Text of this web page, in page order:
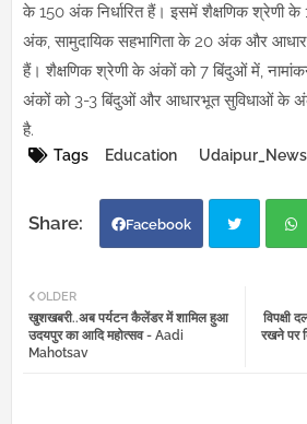
के 150 अंक निर्धारित हैं। इसमें शैक्षणिक श्रेणी
अंक, सामुदायिक सहभागिता के 20 अंक और
हैं। शैक्षणिक श्रेणी के अंकों को 7 बिंदुओं में,
अंकों को 3-3 बिंदुओं और आधारभूत सुविधाओं के
है.
Tags Education Udaipur_News
Facebook
tter atsa
विपक्षी
रखने पर
OLDER
खुशखबरी..अब पर्यटन कैलेंडर में शामिल हुआ
उदयपुर का आदि महोत्सव - Aadi
Mahotsav